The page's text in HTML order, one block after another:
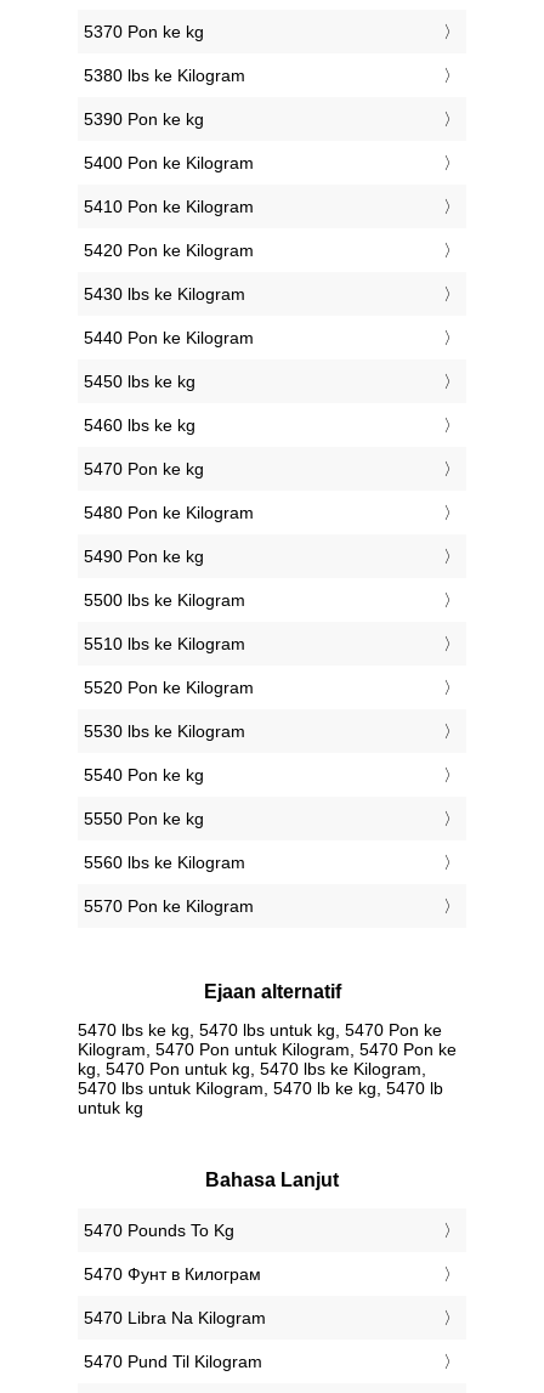
5370 Pon ke kg
5380 lbs ke Kilogram
5390 Pon ke kg
5400 Pon ke Kilogram
5410 Pon ke Kilogram
5420 Pon ke Kilogram
5430 lbs ke Kilogram
5440 Pon ke Kilogram
5450 lbs ke kg
5460 lbs ke kg
5470 Pon ke kg
5480 Pon ke Kilogram
5490 Pon ke kg
5500 lbs ke Kilogram
5510 lbs ke Kilogram
5520 Pon ke Kilogram
5530 lbs ke Kilogram
5540 Pon ke kg
5550 Pon ke kg
5560 lbs ke Kilogram
5570 Pon ke Kilogram
Ejaan alternatif
5470 lbs ke kg, 5470 lbs untuk kg, 5470 Pon ke
Kilogram, 5470 Pon untuk Kilogram, 5470 Pon ke
kg, 5470 Pon untuk kg, 5470 lbs ke Kilogram,
5470 lbs untuk Kilogram, 5470 lb ke kg, 5470 lb
untuk kg
Bahasa Lanjut
‎5470 Pounds To Kg
‎5470 Фунт в Килограм
‎5470 Libra Na Kilogram
‎5470 Pund Til Kilogram